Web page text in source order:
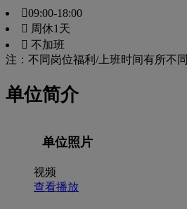
09:00-18:00
 周休1天
 不加班
注：不同岗位福利/上班时间有所不同
单位简介
单位照片
视频
查看播放